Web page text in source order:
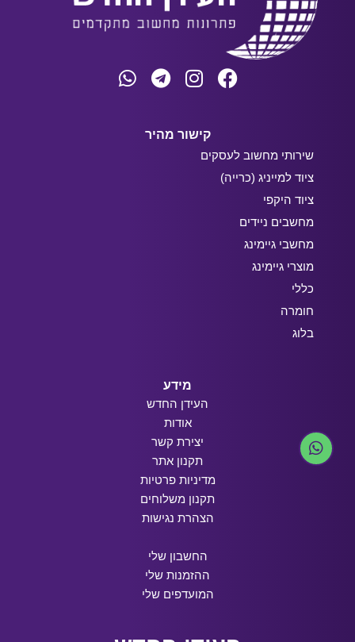
קישור מהיר
שירותי מחשוב לעסקים
ציוד למייניג (כרייה)
ציוד היקפי
מחשבים ניידים
מחשבי גיימינג
מוצרי גיימינג
כללי
חומרה
בלוג
מידע
העידן החדש
אודות
יצירת קשר
תקנון אתר
מדיניות פרטיות
תקנון משלוחים
הצהרת נגישות
החשבון שלי
ההזמנות שלי
המועדפים שלי